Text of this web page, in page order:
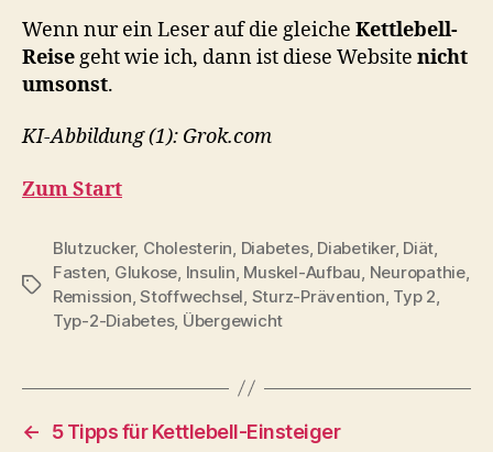
Wenn nur ein Leser auf die gleiche Kettlebell-
Reisegeht wie ich, dann ist diese Website nicht
umsonst.
KI-Abbildung (1): Grok.com
Zum Start
Schlagwörter
Blutzucker, Cholesterin Diabetes, Diabetiker, Diät
Fasten Glukose Insulin Muskel-Aufbau Neuropathie,
Remission ,Stoffwechsel Sturz-Prävention Typ 2
Typ-2-Diabetes, Übergewicht
←
5 Tipps für Kettlebell-Einsteiger